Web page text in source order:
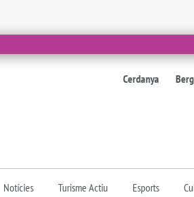
Cerdanya
Notícies Turisme Actiu Esports